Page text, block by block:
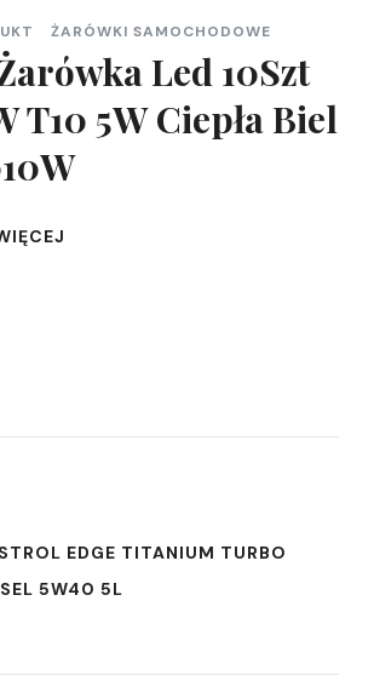
ŻARÓWKI SAMOCHODOWE
Led 10Szt
T10 5W Ciepła Biel
EDGE TITANIUM TURBO
5W40 5L